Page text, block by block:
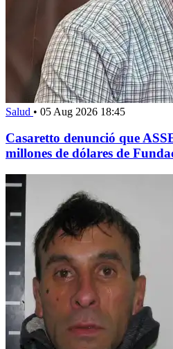
Salud • 05 Aug 2026 18:45
Casaretto denunció que
millones de dólares de